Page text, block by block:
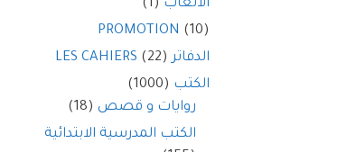
الألعاب (1)
PROMOTION (10)
الدفاتر LES CAHIERS (22)
الكتب (1000)
روايات و قصص (18)
الكتب المدرسية الابتدائية